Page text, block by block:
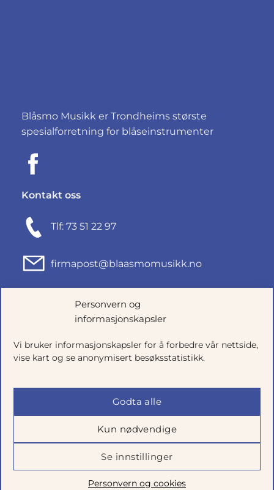
Personvern og
informasjonskapsler
Vi bruker informasjonskapsler for å forbedre vår nettside,
vise kart og se anonymisert besøksstatistikk.
Godta alle
Kun nødvendige
Se innstillinger
Personvern og cookies
Blåsmo Musikk er Trondheims største
spesialforretning for blåseinstrumenter
Kontakt oss
Tlf: 73 51 22 97
firmapost@blaasmomusikk.no
Fjordgata 46, 7010 TRONDHEIM
Salgsbetingelser|Personvern|Cookie-innstillinger
Utviklet avTalkto